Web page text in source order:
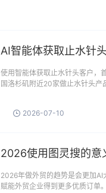
AI智能体获取止水针
使用智能体获取止水针头客户，
国洛杉矶附近20家做止水针头产
2026-07-10
2026使用图灵搜的意
2026年做外贸的趋势是会更加AI
赋能外贸企业得到更多优质订单